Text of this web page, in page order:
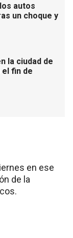
autos
un choque y
la ciudad de
fin de
en ese
de la